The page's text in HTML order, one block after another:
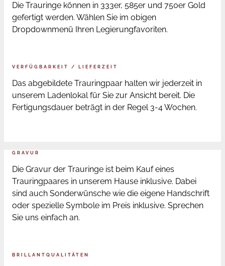
Die Trauringe können in 333er, 585er und 750er Gold
gefertigt werden. Wählen Sie im obigen
Dropdownmenü Ihren Legierungfavoriten.
VERFÜGBARKEIT / LIEFERZEIT
Das abgebildete Trauringpaar halten wir jederzeit in
unserem Ladenlokal für Sie zur Ansicht bereit. Die
Fertigungsdauer beträgt in der Regel 3-4 Wochen.
GRAVUR
Die Gravur der Trauringe ist beim Kauf eines
Trauringpaares in unserem Hause inklusive. Dabei
sind auch Sonderwünsche wie die eigene Handschrift
oder spezielle Symbole im Preis inklusive. Sprechen
Sie uns einfach an.
BRILLANTQUALITÄTEN